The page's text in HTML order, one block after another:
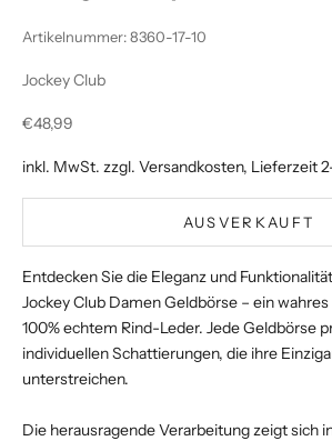
Artikelnummer: 8360-17-10
Jockey Club
Angebot
€48,99
inkl. MwSt. zzgl. Versandkosten, Lieferzeit
AUSVERKAUFT
Entdecken Sie die Eleganz und
Jockey Club Damen Geldbörse – ein
100% echtem Rind-Leder. Jede Geldbörse
individuellen Schattierungen, die ihre
unterstreichen.
Die herausragende Verarbeitung zeigt sich